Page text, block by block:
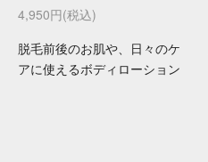
4,950円(税込)
脱毛前後のお肌や、日々のケ
アに使えるボディローション